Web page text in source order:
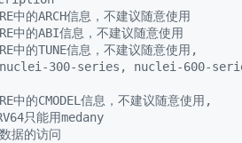
中的ARCH信息，不建议随意使用
中的ABI信息，不建议随意使用
中的TUNE信息，不建议随意使用,
300-series, nuclei-600-
中的CMODEL信息，不建议随意使用,
只能用medany
据的访问